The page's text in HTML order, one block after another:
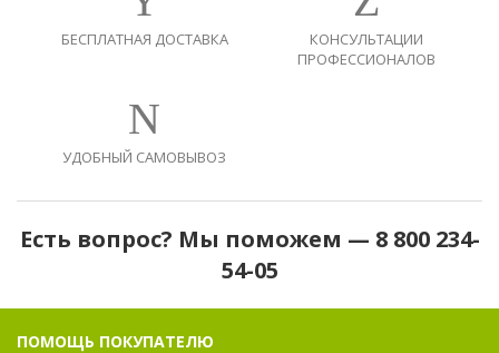
БЕСПЛАТНАЯ ДОСТАВКА
КОНСУЛЬТАЦИИ
ПРОФЕССИОНАЛОВ
УДОБНЫЙ САМОВЫВОЗ
Есть вопрос? Мы поможем — 8 800 234-
54-05
ПОМОЩЬ ПОКУПАТЕЛЮ